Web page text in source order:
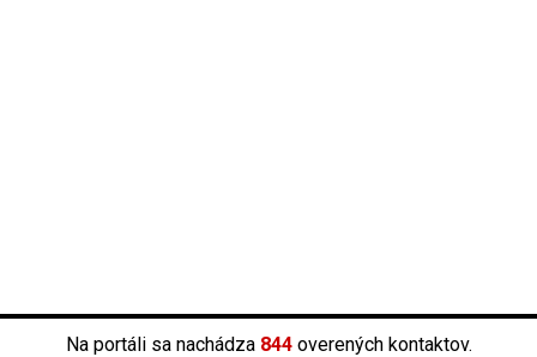
Na portáli sa nachádza 844overených kontaktov.